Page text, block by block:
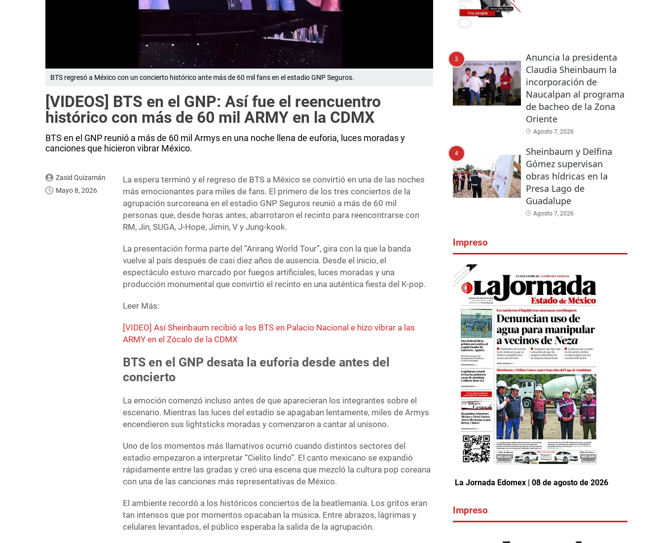
BTS regresó a México con un concierto histórico ante más de 60 mil fans en el estadio GNP Seguros.
[VIDEOS] BTS en el GNP: Así fue el reencuentro
histórico con más de 60 mil ARMY en la CDMX
BTS en el GNP reunió a más de 60 mil Armys en una noche llena de euforia, luces moradas y
canciones que hicieron vibrar México.
Zasid Quizamán
Mayo 8, 2026
La espera terminó y el regreso de BTS a México se convirtió en una de las noches
más emocionantes para miles de fans. El primero de los tres conciertos de la
agrupación surcoreana en el estadio GNP Seguros reunió a más de 60 mil
personas que, desde horas antes, abarrotaron el recinto para reencontrarse con
RM, Jin, SUGA, J-Hope, Jimin, V y Jung-kook.
La presentación forma parte del “Arirang World Tour”, gira con la que la banda
vuelve al país después de casi diez años de ausencia. Desde el inicio, el
espectáculo estuvo marcado por fuegos artificiales, luces moradas y una
producción monumental que convirtió el recinto en una auténtica fiesta del K-pop.
Leer Más:
[VIDEO] Así Sheinbaum recibió a los BTS en Palacio Nacional e hizo vibrar a las
ARMY en el Zócalo de la CDMX
BTS en el GNP desata la euforia desde antes del
concierto
La emoción comenzó incluso antes de que aparecieran los integrantes sobre el
escenario. Mientras las luces del estadio se apagaban lentamente, miles de Armys
encendieron sus lightsticks moradas y comenzaron a cantar al unísono.
Uno de los momentos más llamativos ocurrió cuando distintos sectores del
estadio empezaron a interpretar “Cielito lindo”. El canto mexicano se expandió
rápidamente entre las gradas y creó una escena que mezcló la cultura pop coreana
con una de las canciones más representativas de México.
El ambiente recordó a los históricos conciertos de la beatlemanía. Los gritos eran
tan intensos que por momentos opacaban la música. Entre abrazos, lágrimas y
celulares levantados, el público esperaba la salida de la agrupación.
3
Anuncia la presidenta
Claudia Sheinbaum la
incorporación de
Naucalpan al programa
de bacheo de la Zona
Oriente
Agosto 7, 2026
4
Sheinbaum y Delfina
Gómez supervisan
obras hídricas en la
Presa Lago de
Guadalupe
Agosto 7, 2026
Impreso
La Jornada Edomex | 08 de agosto de 2026
Impreso